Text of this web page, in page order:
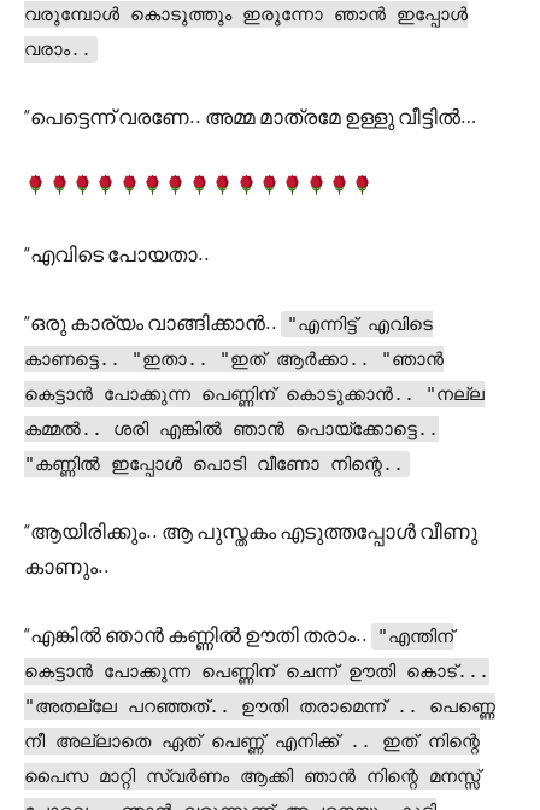
വരുമ്പോൾ കൊടുത്തും ഇരുന്നോ ഞാൻ ഇപ്പോൾ
വരാം..
“പെട്ടെന്ന് വരണേ.. അമ്മ മാത്രമേ ഉള്ളു വീട്ടിൽ…
“എവിടെ പോയതാ..
“ഒരു കാര്യം വാങ്ങിക്കാൻ..
"എന്നിട്ട് എവിടെ
കാണട്ടെ.. "ഇതാ.. "ഇത് ആർക്കാ.. "ഞാൻ
കെട്ടാൻ പോക്കുന്ന പെണ്ണിന് കൊടുക്കാൻ.. "നല്ല
കമ്മൽ.. ശരി എങ്കിൽ ഞാൻ പൊയ്ക്കോട്ടെ..
"കണ്ണിൽ ഇപ്പോൾ പൊടി വീണോ നിന്റെ..
“ആയിരിക്കും.. ആ പുസ്തകം എടുത്തപ്പോൾ വീണു
കാണും..
“എങ്കിൽ ഞാൻ കണ്ണിൽ ഊതി തരാം..
"എന്തിന്
കെട്ടാൻ പോക്കുന്ന പെണ്ണിന് ചെന്ന് ഊതി കൊട്...
"അതല്ലേ പറഞ്ഞത്.. ഊതി തരാമെന്ന് .. പെണ്ണെ
നീ അല്ലാതെ ഏത് പെണ്ണ് എനിക്ക് .. ഇത് നിന്റെ
പൈസ മാറ്റി സ്വർണം ആക്കി ഞാൻ നിന്റെ മനസ്സ്